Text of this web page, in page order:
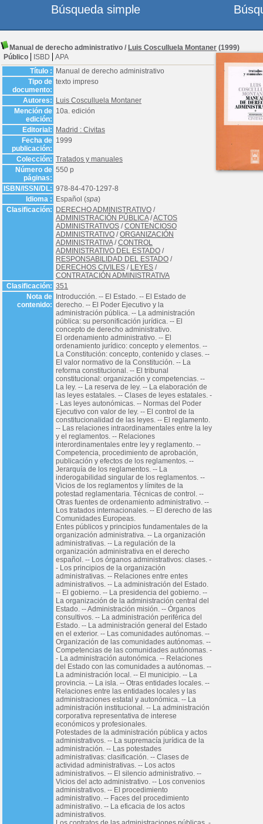
Manual de derecho administrativo / Luis Cosculluela Montaner (1999)
Público
ISBD
APA
Título :
Manual de derecho administrativo
Tipo de
documento:
texto impreso
Autores:
Luis Cosculluela Montaner
Mención de
edición:
10a. edición
Editorial:
Madrid : Civitas
Fecha de
publicación:
1999
Colección: Tratados y manuales
Número de
páginas:
550 p
ISBN/ISSN/DL: 978-84-470-1297-8
Idioma :
Español (spa)
Clasificación:
DERECHO ADMINISTRATIVO /
ADMINISTRACIÓN PÚBLICA/ACTOS
ADMINISTRATIVOS /CONTENCIOSO
ADMINISTRATIVO /ORGANIZACIÓN
ADMINISTRATIVA/CONTROL
ADMINISTRATIVO DEL ESTADO /
RESPONSABILIDAD DEL ESTADO /
DERECHOS CIVILES / LEYES /
CONTRATACIÓN ADMINISTRATIVA
Clasificación: 351
Nota de
contenido:
Introducción. -- El Estado. -- El Estado de
derecho. -- El Poder Ejecutivo y la
administración pública. -- La administración
pública: su personificación jurídica. -- El
concepto de derecho administrativo.
El ordenamiento administrativo. -- El
ordenamiento jurídico: concepto y elementos. --
La Constitución: concepto, contenido y clases. --
El valor normativo de la Constitución. -- La
reforma constitucional. -- El tribunal
constitucional: organización y competencias. --
La ley. -- La reserva de ley. -- La elaboración de
las leyes estatales. -- Clases de leyes estatales. -
- Las leyes autonómicas. -- Normas del Poder
Ejecutivo con valor de ley. -- El control de la
constitucionalidad de las leyes. -- El reglamento.
-- Las relaciones intraordinamentales entre la ley
y el reglamentos. -- Relaciones
interordinamentales entre ley y reglamento. --
Competencia, procedimiento de aprobación,
publicación y efectos de los reglamentos. --
Jerarquía de los reglamentos. -- La
inderogabilidad singular de los reglamentos. --
Vicios de los reglamentos y límites de la
potestad reglamentaria. Técnicas de control. --
Otras fuentes de ordenamiento administrativo. --
Los tratados internacionales. -- El derecho de las
Comunidades Europeas.
Entes públicos y principios fundamentales de la
organización administrativa. -- La organización
administrativas. -- La regulación de la
organización administrativa en el derecho
español. -- Los órganos administrativos: clases. -
- Los principios de la organización
administrativas. -- Relaciones entre entes
administrativos. -- La administración del Estado.
-- El gobierno. -- La presidencia del gobierno. --
La organización de la administración central del
Estado. -- Administración misión. -- Órganos
consultivos. -- La administración periférica del
Estado. -- La administración general del Estado
en el exterior. -- Las comunidades autónomas. --
Organización de las comunidades autónomas. --
Competencias de las comunidades autónomas. -
- La administración autonómica. -- Relaciones
del Estado con las comunidades a autónomas. --
La administración local. -- El municipio. -- La
provincia. -- La isla. -- Otras entidades locales. --
Relaciones entre las entidades locales y las
administraciones estatal y autonómica. -- La
administración institucional. -- La administración
corporativa representativa de interese
económicos y profesionales.
Potestades de la administración pública y actos
administrativos. -- La supremacía jurídica de la
administración. -- Las potestades
administrativas: clasificación. -- Clases de
actividad administrativas. -- Los actos
administrativos. -- El silencio administrativo. --
Vicios del acto administrativo. -- Los convenios
administrativos. -- El procedimiento
administrativo. -- Faces del procedimiento
administrativo. -- La eficacia de los actos
administrativos.
Búsqueda simple